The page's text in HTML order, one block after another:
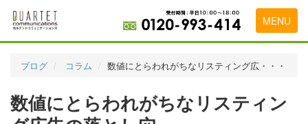
MENU
実績・お客様の声
ブログ コラム 数値にとらわれがちなリスティング広・・・
数値にとらわれがちなリスティン